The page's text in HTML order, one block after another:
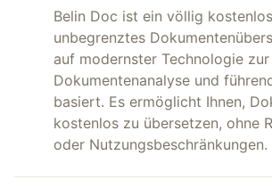
Belin Doc ist ein völlig
unbegrenztes
auf modernster Technologie zur
Dokumentenanalyse und
basiert. Es ermöglicht Ihnen,
kostenlos zu übersetzen, ohne
oder Nutzungsbeschränkungen.